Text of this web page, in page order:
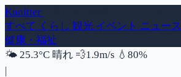
Kunitter
すべて くらし 観光 イベント ニュース
健康・福祉
🌤️ 25.3°C 晴れ 💨風速
1.9m/s 💧 湿度
80%
|